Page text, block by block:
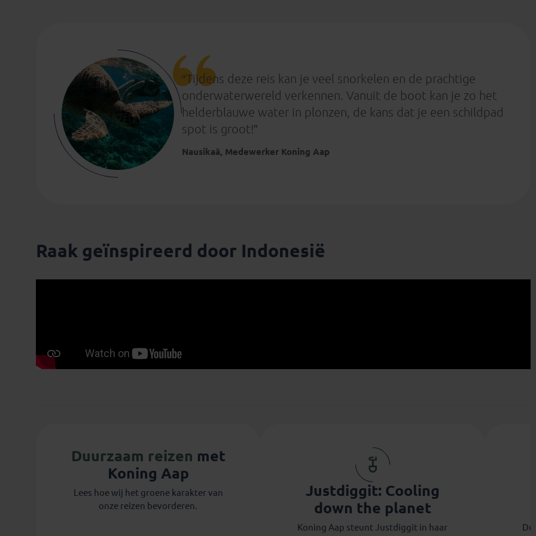
“Tijdens deze reis kan je veel snorkelen en de prachtige
onderwaterwereld verkennen. Vanuit de boot kan je zo het
helderblauwe water in plonzen, de kans dat je een schildpad
spot is groot!”
Nausikaä, Medewerker Koning Aap
Raak geïnspireerd door Indonesië
Duurzaam reizen met
Koning Aap
Lees hoe wij het groene karakter van
onze reizen bevorderen.
Justdiggit: Cooling
down the planet
Koning Aap steunt Justdiggit in haar